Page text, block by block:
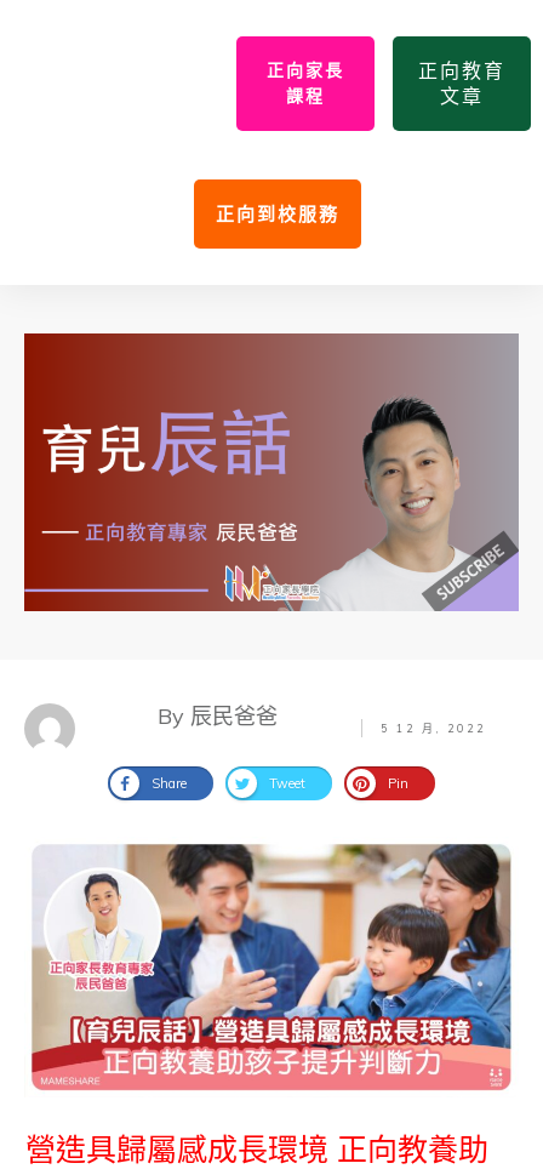
正向家長
課程
正向教育
文章
正向到校服務
By 辰民爸爸 5 12 月, 2022
Share Tweet Pin
營造具歸屬感成長環境 正向教養助